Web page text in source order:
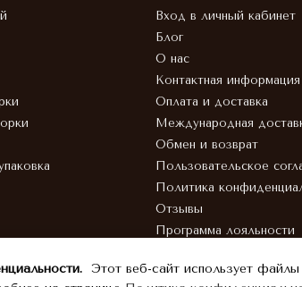
Вход в личный кабинет
Блог
О нас
Контактная информация
Оплата и доставка
Международная
Обмен и возврат
Пользовательское
Политика
Отзывы
Программа лояльности
Этот веб-сайт использует